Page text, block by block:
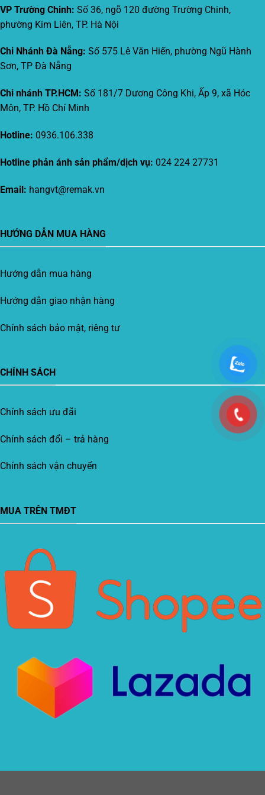
VP Trường Chinh: Số 36, ngõ 120 đường Trường Chinh,
phường Kim Liên, TP. Hà Nội
Chi Nhánh Đà Nẵng: Số 575 Lê Văn Hiến, phường Ngũ Hành
Sơn, TP Đà Nẵng
Chi nhánh TP.HCM: Số 181/7 Dương Công Khi, Ấp 9, xã Hóc
Môn, TP. Hồ Chí Minh
Hotline: 0936.106.338
Hotline phản ánh sản phẩm/dịch vụ: 024 224 27731
Email: hangvt@remak.vn
HƯỚNG DẪN MUA HÀNG
Hướng dẫn mua hàng
Hướng dẫn giao nhận hàng
Chính sách bảo mật, riêng tư
CHÍNH SÁCH
Chính sách ưu đãi
Chính sách đổi – trả hàng
Chính sách vận chuyển
MUA TRÊN TMĐT